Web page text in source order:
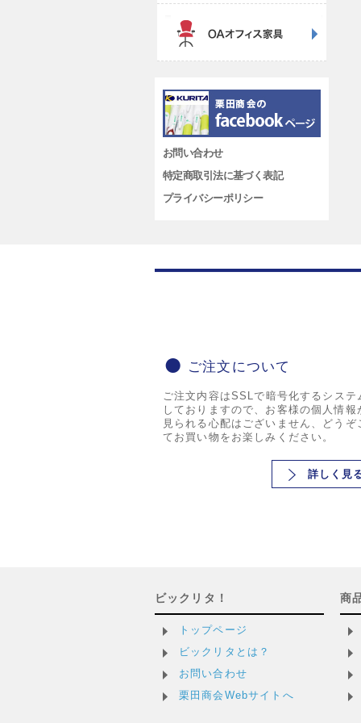
お問い合わせ
特定商取引法に基づく表記
プライバシーポリシー
ご注文について
ご注文内容はSSLで暗号化するシステ
しておりますので、お客様の個人情報
見られる心配はございません、どうぞ
てお買い物をお楽しみください。
詳しく見
ビックリタ！
トップページ
ビックリタとは？
お問い合わせ
栗田商会Webサイトへ
商